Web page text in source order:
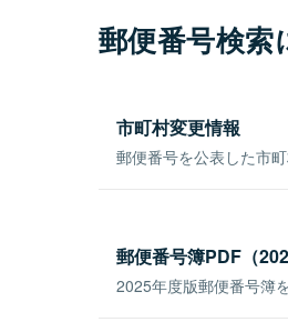
郵便番号検索
市町村変更情報
郵便番号を公表した市
郵便番号簿PDF（
2025年度版郵便番号簿